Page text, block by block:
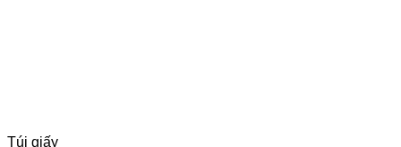
Túi giấy